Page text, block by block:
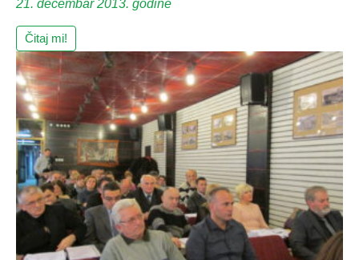
21. decembar 2013. godine
Čitaj mi!